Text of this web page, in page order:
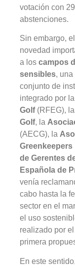
votación con
abstenciones.
Sin embargo,
novedad
a los campos
sensibles, una
conjunto de
integrado por la
Golf(RFEG),
Golf, la
(AECG), la
Greenkeepers
de Gerentes
Española de
venía
cabo hasta la
sector en el
el uso
realizado por
primera
En este